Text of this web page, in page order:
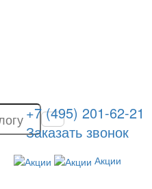
+7 (495) 201-62-21
Заказать звонок
Акции